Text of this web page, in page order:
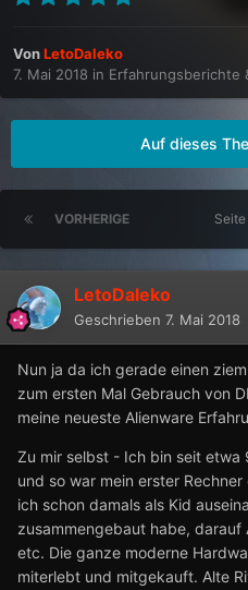
VonLetoDaleko
7. Mai 2018 in Erfahrungsberichte
Auf dieses
VORHERIGE
LetoDaleko
Geschrieben 7. Mai 2018
Nun ja da ich gerade einen
zum ersten Mal Gebrauch von
meine neueste Alienware
Zu mir selbst - Ich bin seit etwa
und so war mein erster
ich schon damals als Kid
zusammengebaut habe, darauf
etc. Die ganze moderne
miterlebt und mitgekauft. Alte